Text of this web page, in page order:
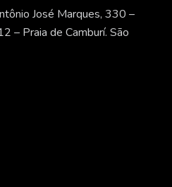
José Marques, 330 –
– Praia de Camburí. São